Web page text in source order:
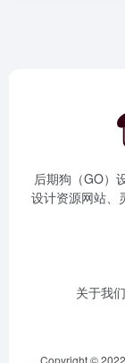
后期狗（GO）
设计资源网站、
关于我们
Copyright ©